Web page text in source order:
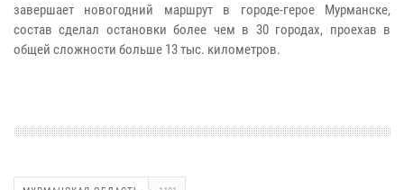
завершает новогодний маршрут в городе-герое Мурманске,
состав сделал остановки более чем в 30 городах, проехав в
общей сложности больше 13 тыс. километров.